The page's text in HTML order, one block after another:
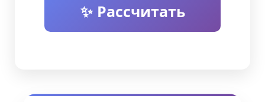
✨ Рассчитать